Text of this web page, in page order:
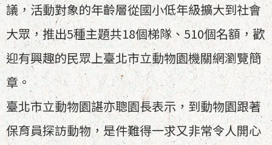
議，活動對象的年齡層從國小低年級擴大到社會
大眾，推出5種主題共18個梯隊、510個名額，歡
迎有興趣的民眾上臺北市立動物園機關網瀏覽簡
章。
臺北市立動物園諶亦聰園長表示，到動物園跟著
保育員探訪動物，是件難得一求又非常令人開心